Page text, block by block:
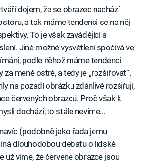
dojem, že se obrazec nachází
a tak máme tendenci se na něj
To je však zavádějící a
Jiné možné vysvětlení spočívá ve
podle něhož máme tendenci
za méně ostré, a tedy je „rozšiřovat“.
na pozadí obrázku zdánlivě rozšiřují,
červených obrazců. Proč však k
dochází, to stále nevíme...
(podobně jako řada jemu
dlouhodobou debatu o lidské
už víme, že červené obrazce jsou